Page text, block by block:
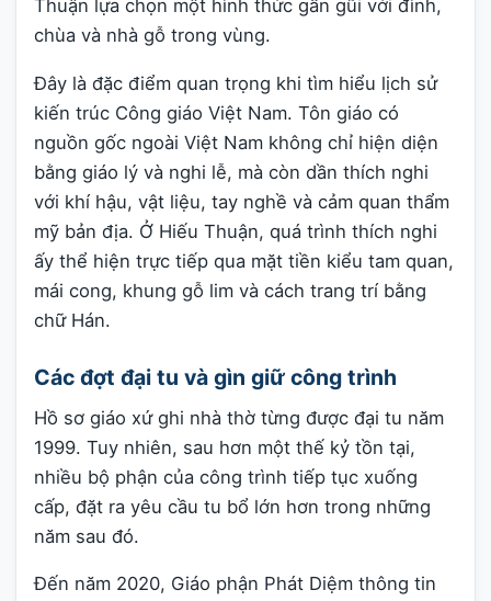
Thuận lựa chọn một hình thức gần gũi với đình,
chùa và nhà gỗ trong vùng.
Đây là đặc điểm quan trọng khi tìm hiểu lịch sử
kiến trúc Công giáo Việt Nam. Tôn giáo có
nguồn gốc ngoài Việt Nam không chỉ hiện diện
bằng giáo lý và nghi lễ, mà còn dần thích nghi
với khí hậu, vật liệu, tay nghề và cảm quan thẩm
mỹ bản địa. Ở Hiếu Thuận, quá trình thích nghi
ấy thể hiện trực tiếp qua mặt tiền kiểu tam quan,
mái cong, khung gỗ lim và cách trang trí bằng
chữ Hán.
Các đợt đại tu và gìn giữ công trình
Hồ sơ giáo xứ ghi nhà thờ từng được đại tu năm
1999. Tuy nhiên, sau hơn một thế kỷ tồn tại,
nhiều bộ phận của công trình tiếp tục xuống
cấp, đặt ra yêu cầu tu bổ lớn hơn trong những
năm sau đó.
Đến năm 2020, Giáo phận Phát Diệm thông tin